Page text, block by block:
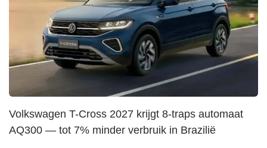
Volkswagen T-Cross 2027 krijgt 8-traps automaat
AQ300 — tot 7% minder verbruik in Brazilië